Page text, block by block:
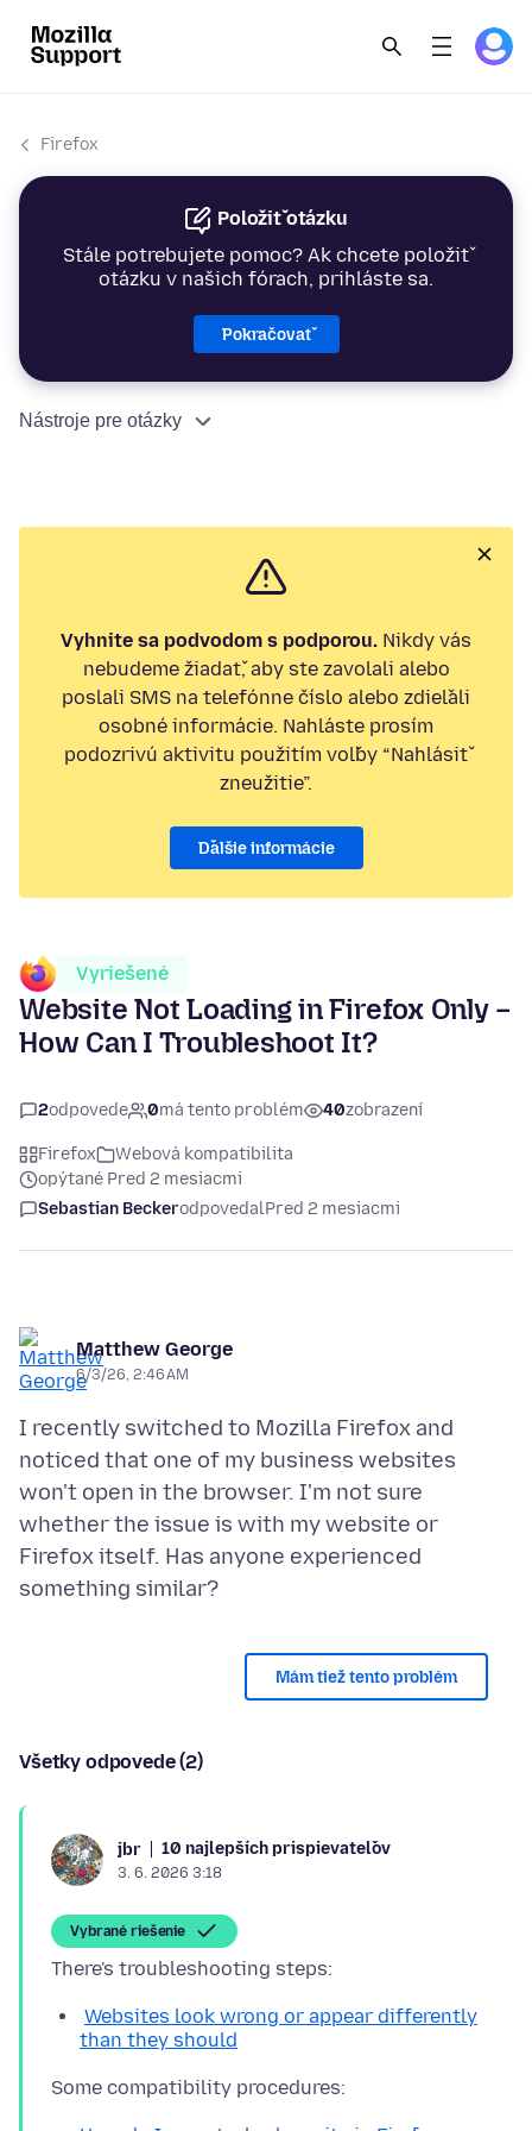
Firefox
Položiť otázku
Stále potrebujete pomoc? Ak chcete položiť
otázku v našich fórach, prihláste sa.
Pokračovať
Nástroje pre otázky
Vyhnite sa podvodom s podporou. Nikdy vás
nebudeme žiadať, aby ste zavolali alebo
poslali SMS na telefónne číslo alebo zdieľali
osobné informácie. Nahláste prosím
podozrivú aktivitu použitím voľby “Nahlásiť
zneužitie”.
Ďalšie informácie
Vyriešené
Website Not Loading in Firefox Only –
How Can I Troubleshoot It?
2odpovede 0má tento problém 40zobrazení
Firefox
Webová kompatibilita
opýtané Pred 2 mesiacmi
Sebastian BeckerodpovedalPred 2 mesiacmi
Matthew George
6/3/26, 2:46 AM
I recently switched to Mozilla Firefox and
noticed that one of my business websites
won't open in the browser. I'm not sure
whether the issue is with my website or
Firefox itself. Has anyone experienced
Mám tiež tento problém
Všetky odpovede (2)
jbr 10 najlepších prispievateľov
3. 6. 2026 3:18
Vybrané riešenie
Websites look wrong or appear differently
than they should